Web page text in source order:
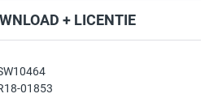
01853
+ LICENTIE